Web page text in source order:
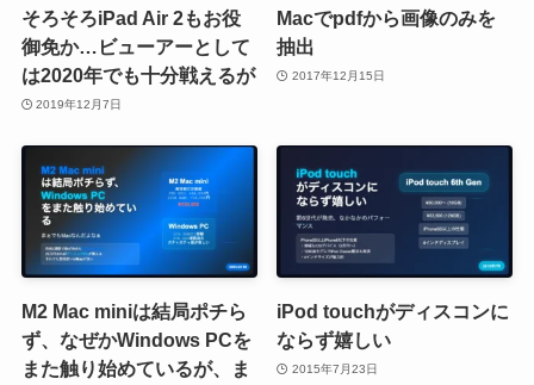
そろそろiPad Air 2もお役
御免か…ビューアーとして
は2020年でも十分戦えるが
2019年12月7日
Macでpdfから画像のみを
抽出
2017年12月15日
M2 Mac miniは結局ポチら
ず、なぜかWindows PCを
また触り始めているが、ま
iPod touchがディスコンに
ならず嬉しい
2015年7月23日